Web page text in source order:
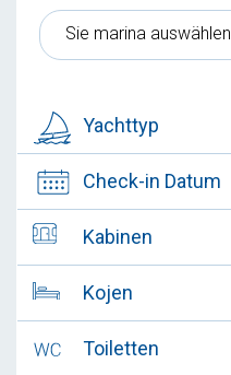
Sie marina auswählen
Yachttyp
Check-in Datum
Kabinen
Kojen
Toiletten